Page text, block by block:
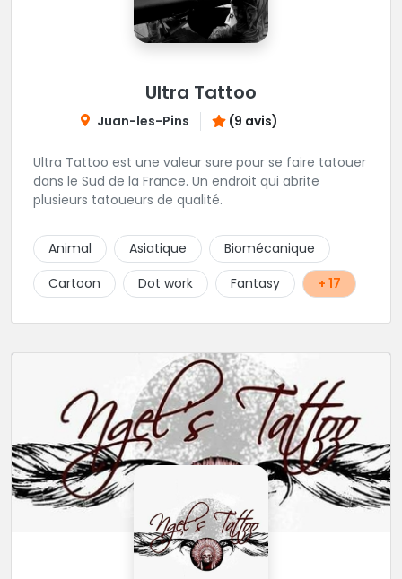
Ultra Tattoo
Juan-les-Pins (9 avis)
Ultra Tattoo est une valeur sure pour se faire tatouer
dans le Sud de la France. Un endroit qui abrite
plusieurs tatoueurs de qualité.
Animal Asiatique
Biomécanique
Cartoon
Dot work Fantasy + 17